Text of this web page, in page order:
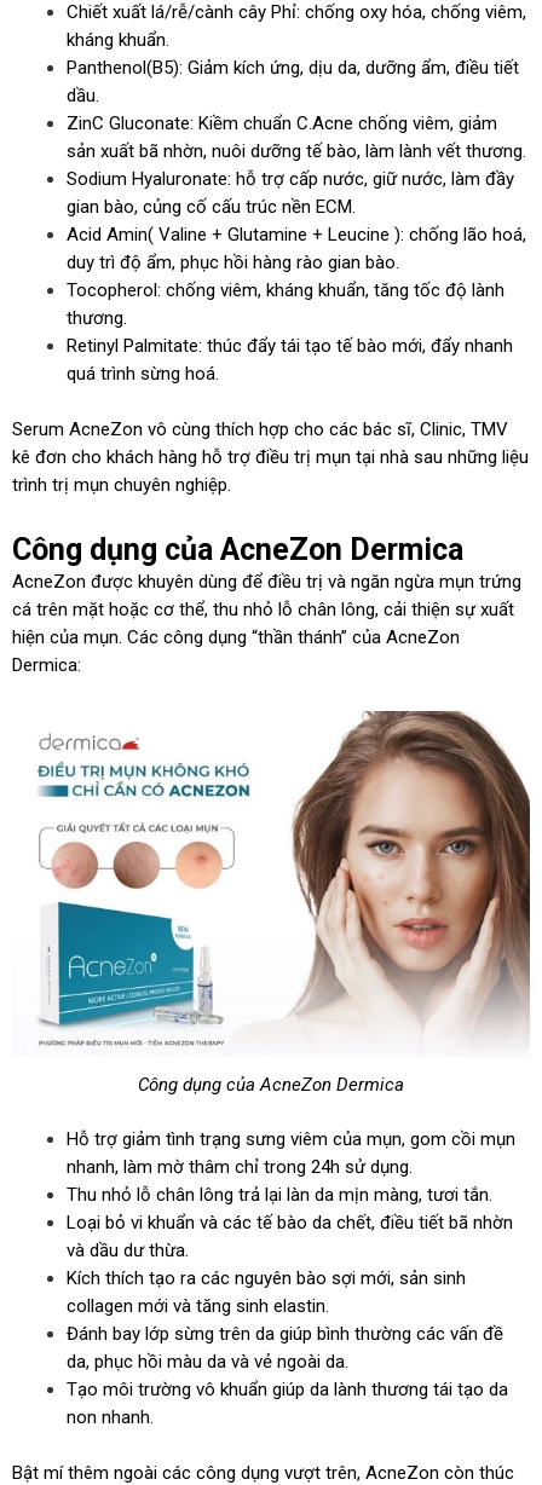
Chiết xuất lá/rễ/cành cây Phỉ: chống oxy hóa, chống viêm,
kháng khuẩn.
Panthenol(B5): Giảm kích ứng, dịu da, dưỡng ẩm, điều tiết
dầu.
ZinC Gluconate: Kiềm chuẩn C.Acne chống viêm, giảm
sản xuất bã nhờn, nuôi dưỡng tế bào, làm lành vết thương.
Sodium Hyaluronate: hỗ trợ cấp nước, giữ nước, làm đầy
gian bào, củng cố cấu trúc nền ECM.
Acid Amin( Valine + Glutamine + Leucine ): chống lão hoá,
duy trì độ ẩm, phục hồi hàng rào gian bào.
Tocopherol: chống viêm, kháng khuẩn, tăng tốc độ lành
thương.
Retinyl Palmitate: thúc đẩy tái tạo tế bào mới, đẩy nhanh
quá trình sừng hoá.
Serum AcneZon vô cùng thích hợp cho các bác sĩ, Clinic, TMV
kê đơn cho khách hàng hỗ trợ điều trị mụn tại nhà sau những liệu
trình trị mụn chuyên nghiệp.
Công dụng của AcneZon Dermica
AcneZon được khuyên dùng để điều trị và ngăn ngừa mụn trứng
cá trên mặt hoặc cơ thể, thu nhỏ lỗ chân lông, cải thiện sự xuất
hiện của mụn. Các công dụng “thần thánh” của AcneZon
Dermica:
Công dụng của AcneZon Dermica
Hỗ trợ giảm tình trạng sưng viêm của mụn, gom cồi mụn
nhanh, làm mờ thâm chỉ trong 24h sử dụng.
Thu nhỏ lỗ chân lông trả lại làn da mịn màng, tươi tắn.
Loại bỏ vi khuẩn và các tế bào da chết, điều tiết bã nhờn
và dầu dư thừa.
Kích thích tạo ra các nguyên bào sợi mới, sản sinh
collagen mới và tăng sinh elastin.
Đánh bay lớp sừng trên da giúp bình thường các vấn đề
da, phục hồi màu da và vẻ ngoài da.
Tạo môi trường vô khuẩn giúp da lành thương tái tạo da
non nhanh.
Bật mí thêm ngoài các công dụng vượt trên, AcneZon còn thúc